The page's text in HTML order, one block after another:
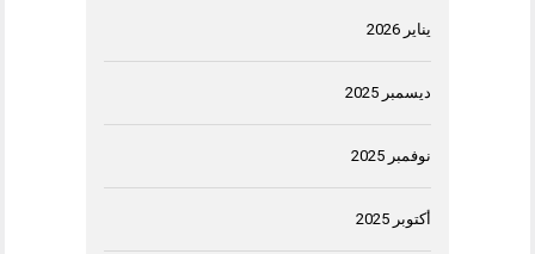
يناير 2026
ديسمبر 2025
نوفمبر 2025
أكتوبر 2025